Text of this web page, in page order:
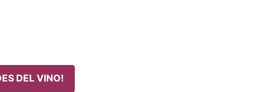
DEL VINO!